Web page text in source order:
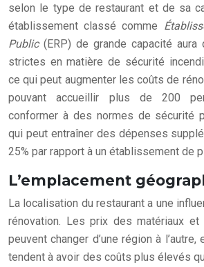
selon le type de restaurant et de sa
établissement classé comme
Public (ERP) de grande capacité
strictes en matière de sécurité
ce qui peut augmenter les coûts de
pouvant accueillir plus de 200
conformer à des normes de sécurité
qui peut entraîner des dépenses
25% par rapport à un établissement de
L’emplacement
La localisation du restaurant a une
rénovation. Les prix des matériaux et
peuvent changer d’une région à
tendent à avoir des coûts plus élevés